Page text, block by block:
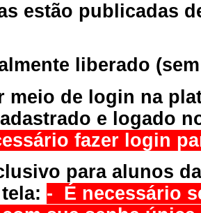
estão publicadas
liberado
meio de login na
e logado
fazer login
para alunos
- É necessário